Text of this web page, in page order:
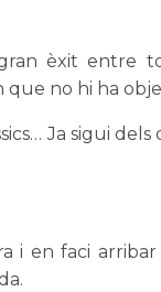
èxit entre
que no hi ha
Ja sigui
i en faci